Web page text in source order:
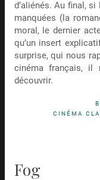
d’aliénés. Au final,
manquées (la
moral, le dernier
qu’un insert
surprise, qui nous
cinéma français, il
découvrir.
CINÉMA
Fog